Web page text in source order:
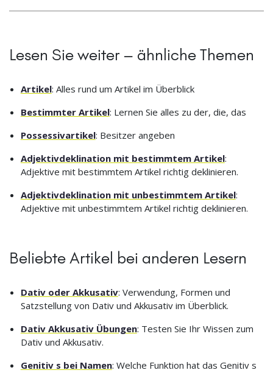
Lesen Sie weiter – ähnliche Themen
Artikel: Alles rund um Artikel im Überblick
Bestimmter Artikel: Lernen Sie alles zu der, die, das
Possessivartikel: Besitzer angeben
Adjektivdeklination mit bestimmtem Artikel:
Adjektive mit bestimmtem Artikel richtig deklinieren.
Adjektivdeklination mit unbestimmtem Artikel:
Adjektive mit unbestimmtem Artikel richtig deklinieren.
Beliebte Artikel bei anderen Lesern
Dativ oder Akkusativ: Verwendung, Formen und
Satzstellung von Dativ und Akkusativ im Überblick.
Dativ Akkusativ Übungen: Testen Sie Ihr Wissen zum
Dativ und Akkusativ.
Genitiv s bei Namen: Welche Funktion hat das Genitiv s